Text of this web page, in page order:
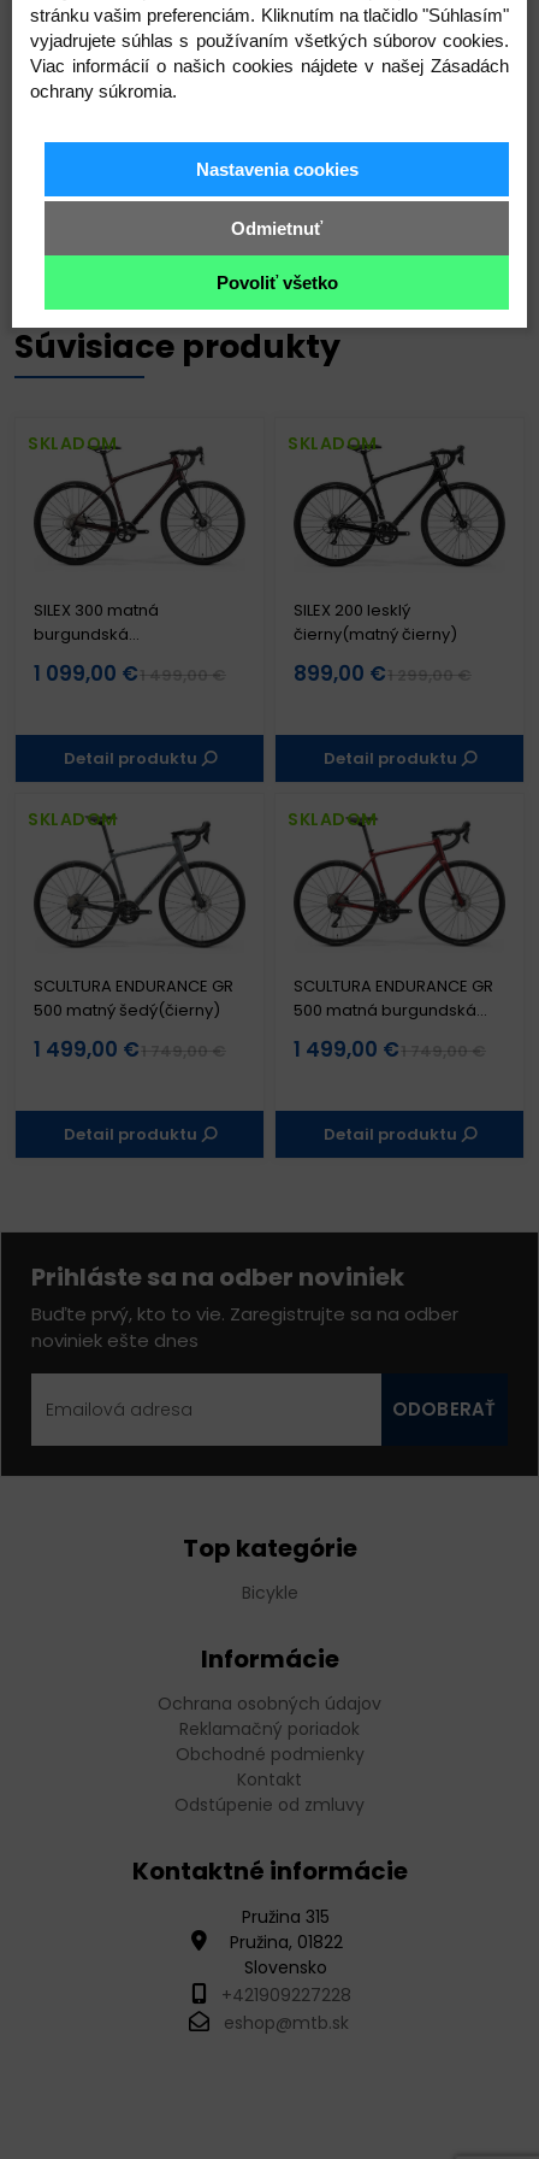
NeckGripy/omotávka:Merida Road
CompSedlovka:Merida Comp CC; Alu; 30.9mm
priemer sedlovky; 0mm offsetSedlová
objímka:Merida ExpertSedlo:Merida Comp SL; V-
Rambler; 700x38C; skladací; TR; EXOTire-
R:Maxxis Rambler; 700x38C; skladací; TR; EXO
Súvisiace produkty
SKLADOM
SILEX 300 matná
burgundská
1 099,00 € 1 499,00 €
Detail produktu
SKLADOM
SILEX 200 lesklý
čierny(matný čierny)
899,00 € 1 299,00 €
Detail produktu
SKLADOM
SCULTURA ENDURANCE GR
500 matný šedý(čierny)
1 499,00 € 1 749,00 €
Detail produktu
SKLADOM
SCULTURA ENDURANCE GR
500 matná burgundská
1 499,00 € 1 749,00 €
Detail produktu
Prihláste sa na odber noviniek
Buďte prvý, kto to vie. Zaregistrujte sa na odber
noviniek ešte dnes
ODOBERAŤ
Top kategórie
Bicykle
Informácie
Ochrana osobných údajov
Reklamačný poriadok
Obchodné podmienky
Kontakt
Odstúpenie od zmluvy
Kontaktné informácie
Pružina 315
Pružina, 01822
Slovensko
+421909227228
eshop@mtb.sk
stránku vašim preferenciám. Kliknutím na tlačidlo "Súhlasím"
vyjadrujete súhlas s používaním všetkých súborov cookies.
Viac informácií o našich cookies nájdete v našej Zásadách
ochrany súkromia.
Nastavenia cookies
Odmietnuť
Povoliť všetko